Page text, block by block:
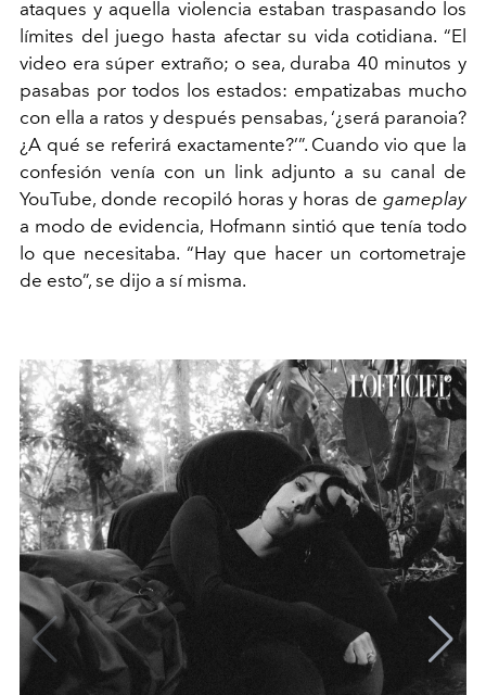
ataques y aquella violencia estaban traspasando los
límites del juego hasta afectar su vida cotidiana. “El
video era súper extraño; o sea, duraba 40 minutos y
pasabas por todos los estados: empatizabas mucho
con ella a ratos y después pensabas, ‘¿será paranoia?
¿A qué se referirá exactamente?’”. Cuando vio que la
confesión venía con un link adjunto a su canal de
YouTube, donde recopiló horas y horas de gameplay
a modo de evidencia, Hofmann sintió que tenía todo
lo que necesitaba. “Hay que hacer un cortometraje
de esto”, se dijo a sí misma.